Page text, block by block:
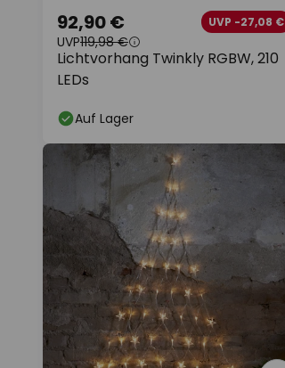
Lichtvorhang Twinkly RGBW, 210
LEDs
92,90 € UVP -27,08 €
UVP119,98 €
Auf Lager